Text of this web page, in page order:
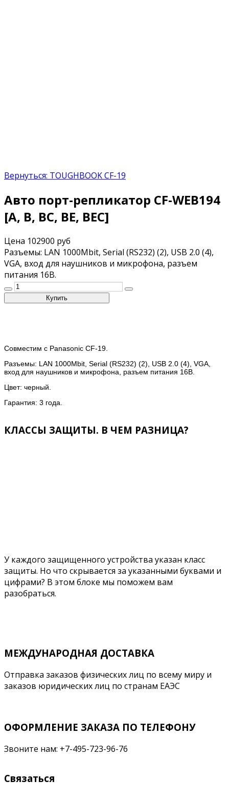
Вернуться: TOUGHBOOK CF-19
Авто порт-репликатор CF-WEB194
[A, B, BC, BE, BEC]
Цена 102900 руб
Разъемы: LAN 1000Mbit, Serial (RS232) (2), USB 2.0 (4),
VGA, вход для наушников и микрофона, разъем
питания 16В.
Совместим с Panasonic CF-19.
Разъемы: LAN 1000Mbit, Serial (RS232) (2), USB 2.0 (4), VGA,
вход для наушников и микрофона, разъем питания 16В.
Цвет: черный.
Гарантия: 3 года.
КЛАССЫ ЗАЩИТЫ. В ЧЕМ РАЗНИЦА?
У каждого защищенного устройства указан класс
защиты. Но что скрывается за указанными буквами и
цифрами? В этом блоке мы поможем вам
разобраться.
МЕЖДУНАРОДНАЯ ДОСТАВКА
Отправка заказов физических лиц по всему миру и
заказов юридических лиц по странам ЕАЭС
ОФОРМЛЕНИЕ ЗАКАЗА ПО ТЕЛЕФОНУ
Звоните нам: +7-495-723-96-76
Связаться